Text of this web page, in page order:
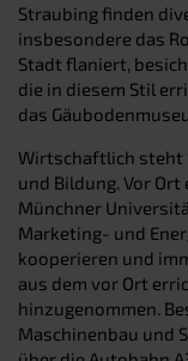
Straubing finden
insbesondere das
Stadt flaniert,
die in diesem Stil
das
Wirtschaftlich steht
und Bildung. Vor
Münchner
Marketing- und
kooperieren und
aus dem vor Ort
hinzugenommen.
Maschinenbau und